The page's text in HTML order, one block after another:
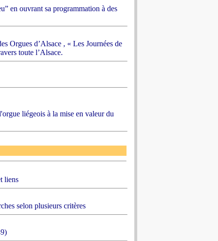
en ouvrant sa programmation à des
Orgues d’Alsace , « Les Journées de
toute l’Alsace.
liégeois à la mise en valeur du
liens
selon plusieurs critères